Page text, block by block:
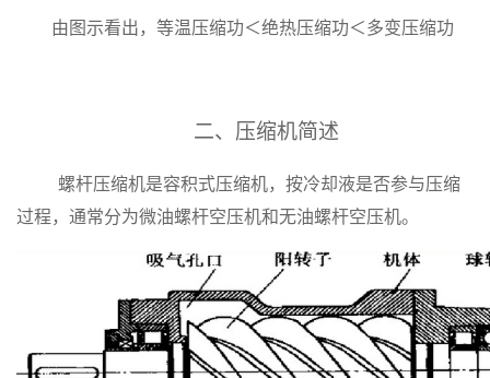
由图示看出，等温压缩功＜绝热压缩功＜多变压缩功
二、压缩机简述
螺杆压缩机是容积式压缩机，按冷却液是否参与压缩
过程，通常分为微油螺杆空压机和无油螺杆空压机。